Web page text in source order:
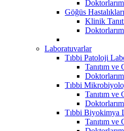
Göğüs Hastalıkları
Klinik
Laboratuvarlar
Tıbbi Patoloji
Tanıtım
Tıbbi
Tanıtım
Tıbbi Biyokimya
Tanıtım